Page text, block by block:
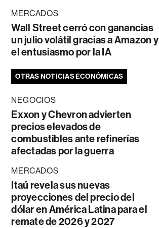
MERCADOS
Wall Street cerró con ganancias
un julio volátil gracias a Amazon y
el entusiasmo por la IA
OTRAS NOTICIAS ECONÓMICAS
NEGOCIOS
Exxon y Chevron advierten
precios elevados de
combustibles ante refinerías
afectadas por la guerra
MERCADOS
Itaú revela sus nuevas
proyecciones del precio del
dólar en América Latina para el
remate de 2026 y 2027